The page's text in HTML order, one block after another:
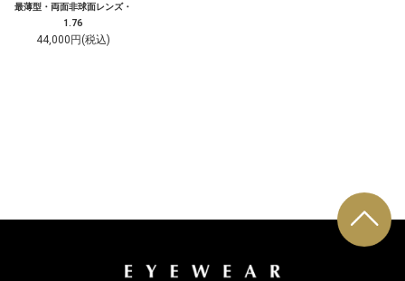
最薄型・両面非球面レンズ・
1.76
44,000円(税込)